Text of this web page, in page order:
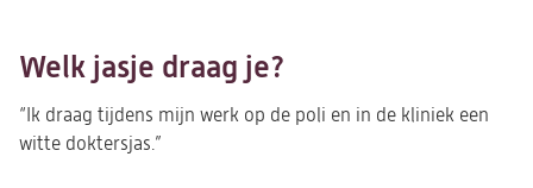
Welk jasje draag je?
“Ik draag tijdens mijn werk op de poli en in de kliniek een
witte doktersjas.”